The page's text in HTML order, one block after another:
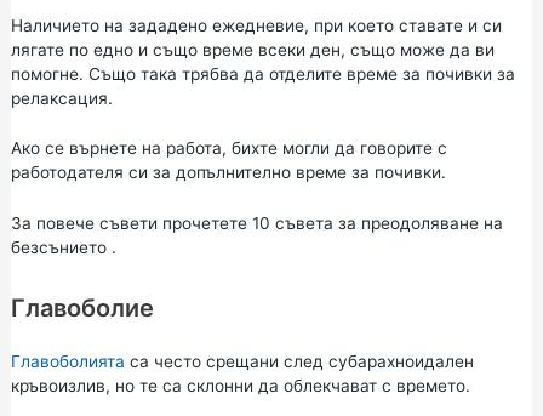
Наличието на зададено ежедневие, при което ставате и си
лягате по едно и също време всеки ден, също може да ви
помогне. Също така трябва да отделите време за почивки за
релаксация.
Ако се върнете на работа, бихте могли да говорите с
работодателя си за допълнително време за почивки.
За повече съвети прочетете 10 съвета за преодоляване на
безсънието.
Главоболие
Главоболията са често срещани след субарахноидален
кръвоизлив, но те са склонни да облекчават с времето.